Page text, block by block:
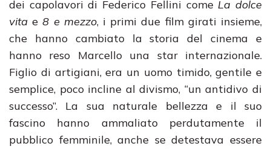
dei capolavori di Federico Fellini come La dolce
vita e8 e mezzo, i primi due film girati insieme,
che hanno cambiato la storia del cinema e
hanno reso Marcello una star internazionale.
Figlio di artigiani, era un uomo timido, gentile e
semplice, poco incline al divismo, “un antidivo di
successo”. La sua naturale bellezza e il suo
fascino hanno ammaliato perdutamente il
pubblico femminile, anche se detestava essere